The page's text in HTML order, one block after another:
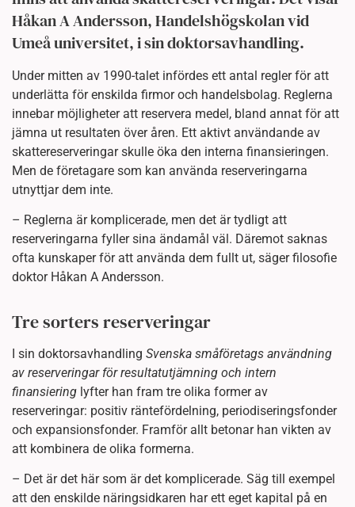
Håkan A Andersson, Handelshögskolan vid
Umeå universitet, i sin doktorsavhandling.
Under mitten av 1990-talet infördes ett antal regler för att
underlätta för enskilda firmor och handelsbolag. Reglerna
innebar möjligheter att reservera medel, bland annat för att
jämna ut resultaten över åren. Ett aktivt användande av
skattereserveringar skulle öka den interna finansieringen.
Men de företagare som kan använda reserveringarna
utnyttjar dem inte.
– Reglerna är komplicerade, men det är tydligt att
reserveringarna fyller sina ändamål väl. Däremot saknas
ofta kunskaper för att använda dem fullt ut, säger filosofie
doktor Håkan A Andersson.
Tre sorters reserveringar
I sin doktorsavhandling Svenska småföretags användning
av reserveringar för resultatutjämning och intern
finansiering lyfter han fram tre olika former av
reserveringar: positiv räntefördelning, periodiseringsfonder
och expansionsfonder. Framför allt betonar han vikten av
att kombinera de olika formerna.
– Det är det här som är det komplicerade. Säg till exempel
att den enskilde näringsidkaren har ett eget kapital på en